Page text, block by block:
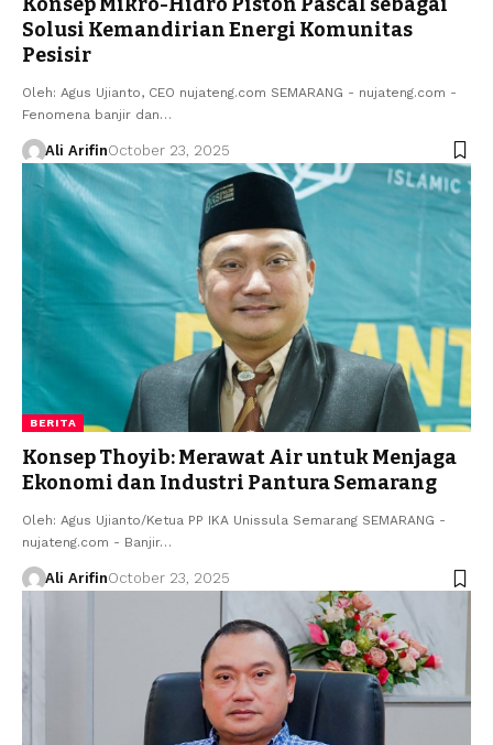
Solusi Kemandirian Energi Komunitas
Pesisir
Oleh: Agus Ujianto, CEO nujateng.com SEMARANG - nujateng.com -
Fenomena banjir dan…
Ali ArifinOctober 23, 2025
BERITA
Konsep Thoyib: Merawat Air untuk Menjaga
Ekonomi dan Industri Pantura Semarang
Oleh: Agus Ujianto/Ketua PP IKA Unissula Semarang SEMARANG -
nujateng.com - Banjir…
Ali ArifinOctober 23, 2025